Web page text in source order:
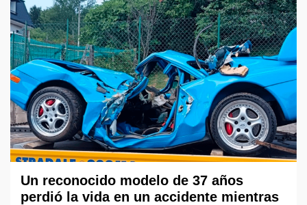
Un reconocido modelo de 37 años
perdió la vida en un accidente mientras